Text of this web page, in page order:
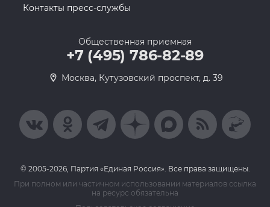
Контакты пресс-службы
Общественная приемная
+7 (495) 786-82-89
Москва, Кутузовский проспект, д. 39
© 2005-2026, Партия «Единая Россия». Все права защищены.
При полном или частичном использовании материалов ссылка
на ресурс обязательна